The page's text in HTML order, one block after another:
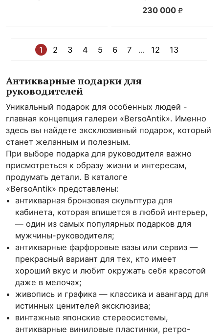
230 000
1 2 3 4 5 6 7 ... 12 13
Антикварные подарки для
руководителей
Уникальный подарок для особенных людей -
главная концепция галереи «BersoAntik». Именно
здесь вы найдете эксклюзивный подарок, который
станет желанным и полезным.
При выборе подарка для руководителя важно
присмотреться к образу жизни и интересам,
продумать детали. В каталоге
«BersoAntik» представлены:
антикварная бронзовая скульптура для
кабинета, которая впишется в любой интерьер,
— один из самых популярных подарков для
мужчины-руководителя;
антикварные фарфоровые вазы или сервиз —
прекрасный вариант для тех, кто имеет
хороший вкус и любит окружать себя красотой
даже в мелочах;
живопись и графика — классика и авангард для
истинных ценителей эксклюзива;
винтажные японские стереосистемы,
антикварные виниловые пластинки, ретро-